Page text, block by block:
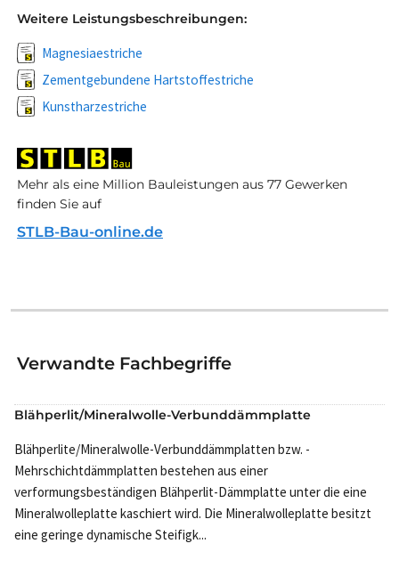
Weitere Leistungsbeschreibungen:
Magnesiaestriche
Zementgebundene Hartstoffestriche
Kunstharzestriche
Mehr als eine Million Bauleistungen aus 77 Gewerken
finden Sie auf
STLB-Bau-online.de
Verwandte Fachbegriffe
Blähperlit/Mineralwolle-Verbunddämmplatte
Blähperlite/Mineralwolle-Verbunddämmplatten bzw. -
Mehrschichtdämmplatten bestehen aus einer
verformungsbeständigen Blähperlit-Dämmplatte unter die eine
Mineralwolleplatte kaschiert wird. Die Mineralwolleplatte besitzt
eine geringe dynamische Steifigk...